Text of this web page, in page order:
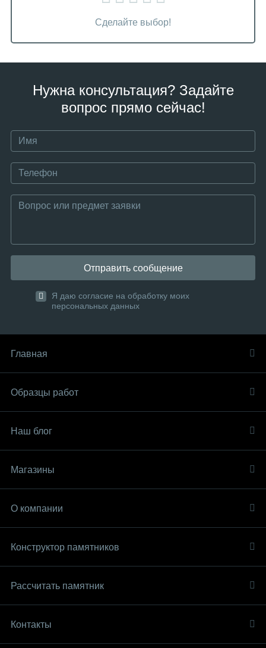
Сделайте выбор!
Нужна консультация? Задайте
вопрос прямо сейчас!
Отправить сообщение
Я даю согласие на обработку моих
персональных данных
Главная
Образцы работ
Наш блог
Магазины
О компании
Конструктор памятников
Рассчитать памятник
Контакты